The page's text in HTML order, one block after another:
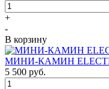
+
-
В корзину
МИНИ-КАМИН
5 500 руб.